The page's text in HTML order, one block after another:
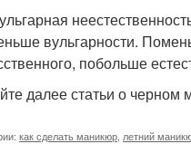
вульгарности.
побольше
далее статьи о черном
как сделать маникюр летний